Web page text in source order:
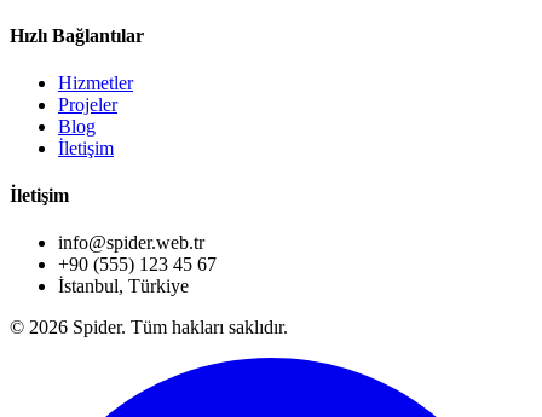
Hızlı Bağlantılar
Hizmetler
Projeler
Blog
İletişim
İletişim
info@spider.web.tr
+90 (555) 123 45 67
İstanbul, Türkiye
© 2026 Spider. Tüm hakları saklıdır.